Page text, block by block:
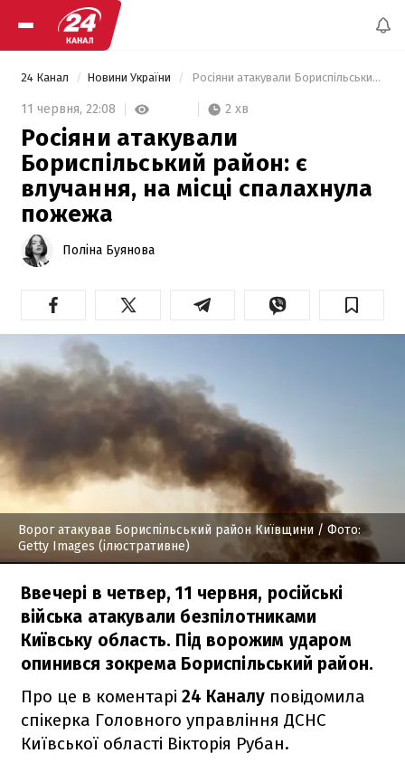
24 Канал Новини України Росіяни атакували Бориспільський район: є влучання, на місці спалахнула пожежа
11 червня, 22:08 2 хв
Росіяни атакували
Бориспільський район: є
влучання, на місці спалахнула
пожежа
Поліна Буянова
Ворог атакував Бориспільський район Київщини / Фото:
Getty Images (ілюстративне)
Ввечері в четвер, 11 червня, російські
війська атакували безпілотниками
Київську область. Під ворожим ударом
опинився зокрема Бориспільський район.
Про це в коментарі 24 Каналу повідомила
спікерка Головного управління ДСНС
Київської області Вікторія Рубан.